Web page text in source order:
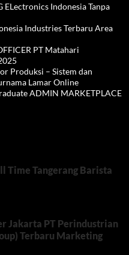
ELectronics Indonesia Tanpa
Industries Terbaru Area
PT Matahari
Produksi – Sistem dan
Lamar Online
ADMIN MARKETPLACE
Time Tangerang Barista
Jakarta PT Perindustrian
Terbaru Marketing